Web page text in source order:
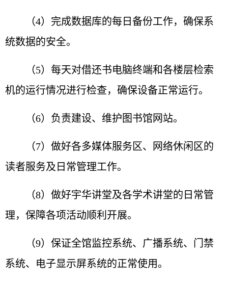
（4）完成数据库的每日备份工作，确保系
统数据的安全。
（5）每天对借还书电脑终端和各楼层检索
机的运行情况进行检查，确保设备正常运行。
（6）负责建设、维护图书馆网站。
（7）做好各多媒体服务区、网络休闲区的
读者服务及日常管理工作。
（8）做好宇华讲堂及各学术讲堂的日常管
理，保障各项活动顺利开展。
（9）保证全馆监控系统、广播系统、门禁
系统、电子显示屏系统的正常使用。